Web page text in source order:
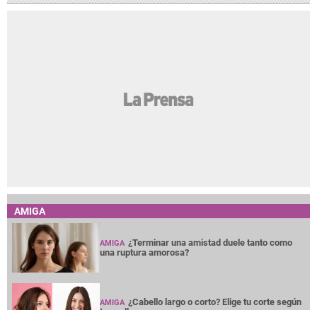
AMIGA
AMIGA ¿Terminar una amistad duele tanto como
una ruptura amorosa?
AMIGA ¿Cabello largo o corto? Elige tu corte según